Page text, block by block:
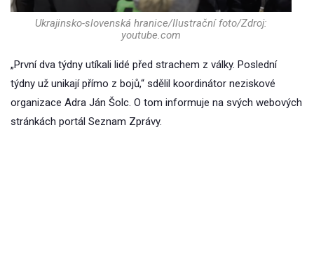
Ukrajinsko-slovenská hranice/Ilustrační foto/Zdroj:
youtube.com
„První dva týdny utíkali lidé před strachem z války. Poslední
týdny už unikají přímo z bojů,“ sdělil koordinátor neziskové
organizace Adra Ján Šolc. O tom informuje na svých webových
stránkách portál Seznam Zprávy.